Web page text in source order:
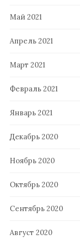
Май 2021
Апрель 2021
Март 2021
Февраль 2021
Январь 2021
Декабрь 2020
Ноябрь 2020
Октябрь 2020
Сентябрь 2020
Август 2020